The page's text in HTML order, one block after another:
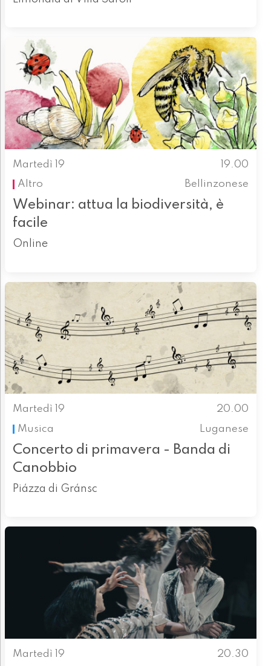
Martedì 19
19.00
Altro
Bellinzonese
Webinar: attua la biodiversità, è
facile
Online
Martedì 19
20.00
Musica
Luganese
Concerto di primavera - Banda di
Canobbio
Piázza di Gránsc
Martedì 19
20.30